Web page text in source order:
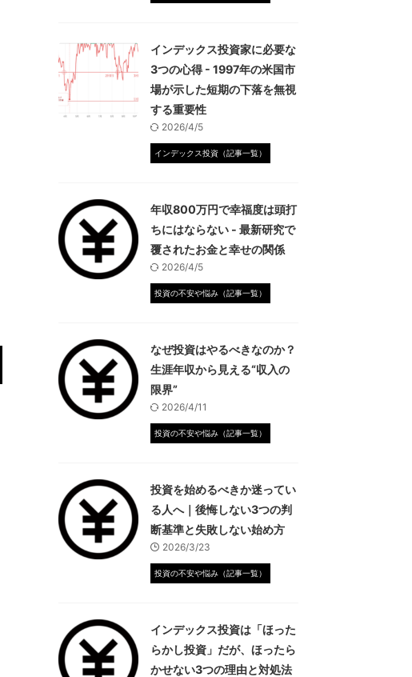
インデックス投資家に必要な
3つの心得 - 1997年の米国市
場が示した短期の下落を無視
する重要性
2026/4/5
インデックス投資（記事一覧）
年収800万円で幸福度は頭打
ちにはならない - 最新研究で
覆されたお金と幸せの関係
2026/4/5
投資の不安や悩み（記事一覧）
なぜ投資はやるべきなのか？
生涯年収から見える“収入の
限界”
2026/4/11
投資の不安や悩み（記事一覧）
投資を始めるべきか迷ってい
る人へ｜後悔しない3つの判
断基準と失敗しない始め方
2026/3/23
投資の不安や悩み（記事一覧）
インデックス投資は「ほった
らかし投資」だが、ほったら
かせない3つの理由と対処法